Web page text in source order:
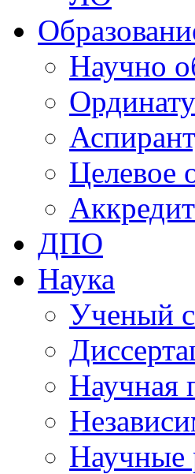
Научно
Целевое
ДПО
Наука
Ученый
Научная
Научные